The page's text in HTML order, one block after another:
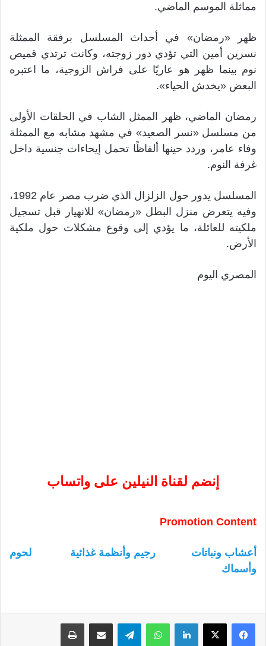
مماثلة الموسم الماضي.
ظهر «رمضان» في أحداث المسلسل برفقة الممثلة
نسرين أمين التي تؤدي دور زوجته، وكانت ترتدي قميص
نوم بينما ظهر هو عاريًا على فراش الزوجية، ما اعتبره
البعض «يخدش الحياء».
رمضان الماضي، ظهر الممثل الشاب في الحلقات الأولى
من مسلسل «نسر الصعيد» في مشهد مشابه مع الممثلة
وفاء عامر، وردد حينها ألفاظًا تحمل إيحاءات جنسية داخل
غرفة النوم.
المسلسل يدور حول الزلزال الذي ضرب مصر عام 1992،
وفيه يتعرض منزل البطل «رمضان» للانهيار قبل تسجيل
ملكيته للعائلة، ما يؤدي إلى وقوع مشكلات حول ملكية
الأرض.
المصري اليوم
إنضم لقناة النيلين على واتساب
Promotion Content
أعشاب ونباتات رجيم وأنظمة غذائية
لحوم
وأسماك
لينكدإن واتساب